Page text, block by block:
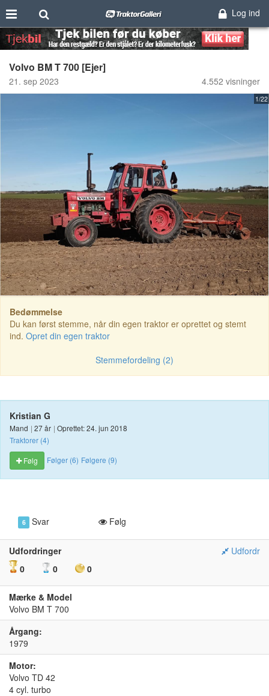
Log ind
Volvo BM T 700 [Ejer]
21. sep 2023 4.552 visninger
1/22
Bedømmelse
Du kan først stemme, når din egen traktor er oprettet og stemt
ind. Opret din egen traktor
Stemmefordeling (2)
Kristian G
Mand | 27 år | Oprettet: 24. jun 2018
Traktorer (4)
Følg
Følger (6) Følgere (9)
6 Svar Følg
Udfordringer
Udfordr
0
0 0
Mærke & Model
Volvo BM T 700
Årgang:
1979
Motor:
Volvo TD 42
4 cyl. turbo